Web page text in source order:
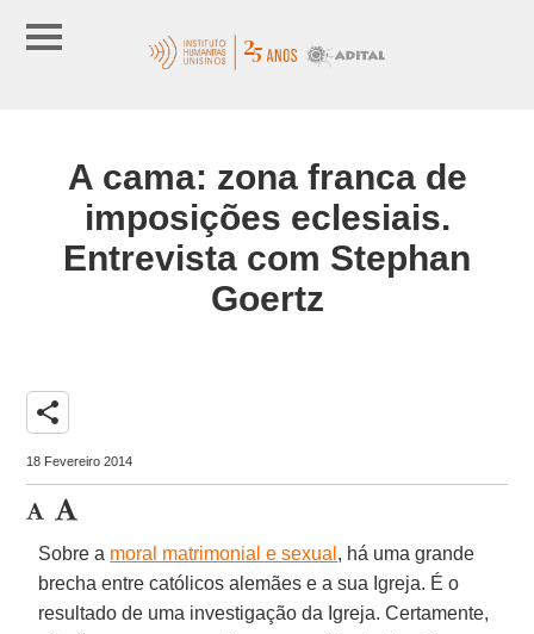
A cama: zona franca de
imposições eclesiais.
Entrevista com Stephan
Goertz
share
18 Fevereiro 2014
Sobre a moral matrimonial e sexual , há uma grande
brecha entre católicos alemães e a sua Igreja. É o
resultado de uma investigação da Igreja. Certamente,